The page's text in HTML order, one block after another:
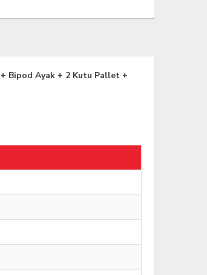
Bipod Ayak + 2 Kutu Pallet +